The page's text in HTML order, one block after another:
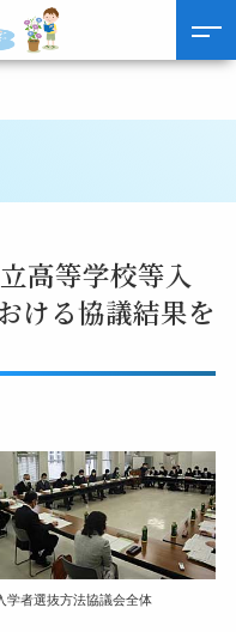
高等学校等入
ける協議結果を
学者選抜方法協議会全体